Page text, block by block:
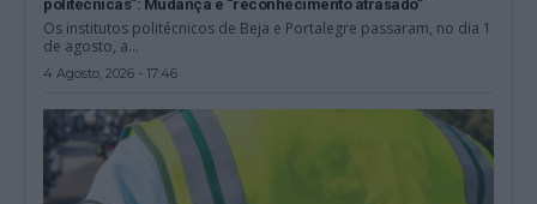
politécnicas”: Mudança é “reconhecimento atrasado”
Os institutos politécnicos de Beja e Portalegre passaram, no dia 1
de agosto, a...
4 Agosto, 2026 - 17:46